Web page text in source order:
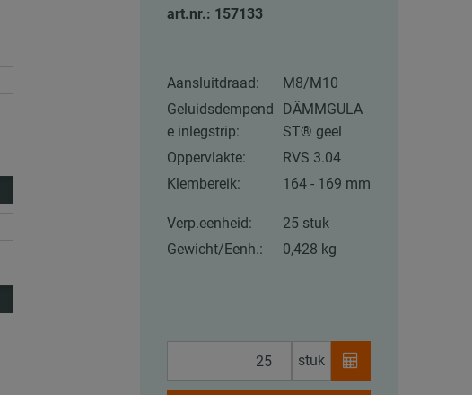
art.nr.: 157133
Aansluitdraad:
M8/M10
Geluidsdempend
e inlegstrip:
DÄMMGULA
ST® geel
Oppervlakte:
RVS 3.04
Klembereik:
164 - 169 mm
Verp.eenheid:
25 stuk
Gewicht/Eenh.:
0,428 kg
stuk